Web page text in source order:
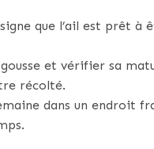
que l’ail est prêt à
et vérifier sa
récolté.
dans un endroit